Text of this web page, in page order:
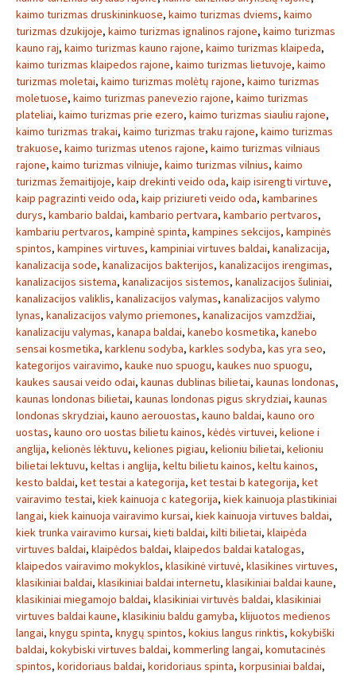
kaimo turizmas druskininkuose, kaimo turizmas dviems, kaimo
turizmas dzukijoje, kaimo turizmas ignalinos rajone, kaimo turizmas
kauno raj, kaimo turizmas kauno rajone, kaimo turizmas klaipeda,
kaimo turizmas klaipedos rajone, kaimo turizmas lietuvoje, kaimo
turizmas moletai, kaimo turizmas molėtų rajone, kaimo turizmas
moletuose, kaimo turizmas panevezio rajone, kaimo turizmas
plateliai, kaimo turizmas prie ezero, kaimo turizmas siauliu rajone,
kaimo turizmas trakai, kaimo turizmas traku rajone, kaimo turizmas
trakuose, kaimo turizmas utenos rajone, kaimo turizmas vilniaus
rajone, kaimo turizmas vilniuje, kaimo turizmas vilnius, kaimo
turizmas žemaitijoje, kaip drekinti veido oda, kaip isirengti virtuve,
kaip pagrazinti veido oda, kaip priziureti veido oda, kambarines
durys, kambario baldai, kambario pertvara, kambario pertvaros,
kambariu pertvaros, kampinė spinta, kampines sekcijos, kampinės
spintos, kampines virtuves, kampiniai virtuves baldai, kanalizacija,
kanalizacija sode, kanalizacijos bakterijos, kanalizacijos irengimas,
kanalizacijos sistema, kanalizacijos sistemos, kanalizacijos šuliniai,
kanalizacijos valiklis, kanalizacijos valymas, kanalizacijos valymo
lynas, kanalizacijos valymo priemones, kanalizacijos vamzdžiai,
kanalizaciju valymas, kanapa baldai, kanebo kosmetika, kanebo
sensai kosmetika, karklenu sodyba, karkles sodyba, kas yra seo,
kategorijos vairavimo, kauke nuo spuogu, kaukes nuo spuogu,
kaukes sausai veido odai, kaunas dublinas bilietai, kaunas londonas,
kaunas londonas bilietai, kaunas londonas pigus skrydziai, kaunas
londonas skrydziai, kauno aerouostas, kauno baldai, kauno oro
uostas, kauno oro uostas bilietu kainos, kėdės virtuvei, kelione i
anglija, kelionės lėktuvu, keliones pigiau, kelioniu bilietai, kelioniu
bilietai lektuvu, keltas i anglija, keltu bilietu kainos, keltu kainos,
kesto baldai, ket testai a kategorija, ket testai b kategorija, ket
vairavimo testai, kiek kainuoja c kategorija, kiek kainuoja plastikiniai
langai, kiek kainuoja vairavimo kursai, kiek kainuoja virtuves baldai,
kiek trunka vairavimo kursai, kieti baldai, kilti bilietai, klaipėda
virtuves baldai, klaipėdos baldai, klaipedos baldai katalogas,
klaipedos vairavimo mokyklos, klasikinė virtuvė, klasikines virtuves,
klasikiniai baldai, klasikiniai baldai internetu, klasikiniai baldai kaune,
klasikiniai miegamojo baldai, klasikiniai virtuvės baldai, klasikiniai
virtuves baldai kaune, klasikiniu baldu gamyba, klijuotos medienos
langai, knygu spinta, knygų spintos, kokius langus rinktis, kokybiški
baldai, kokybiski virtuves baldai, kommerling langai, komutacinės
spintos, koridoriaus baldai, koridoriaus spinta, korpusiniai baldai,